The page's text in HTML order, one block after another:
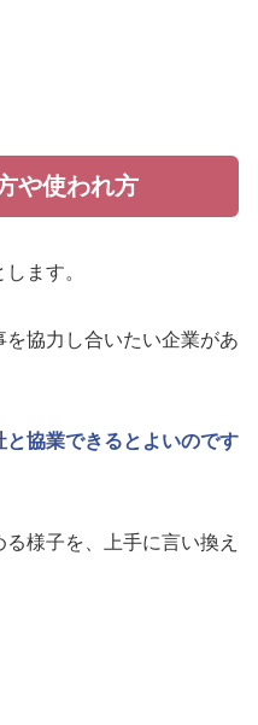
や使われ方
ます。
協力し合いたい企業があ
と協業できるとよいのです
様子を、上手に言い換え